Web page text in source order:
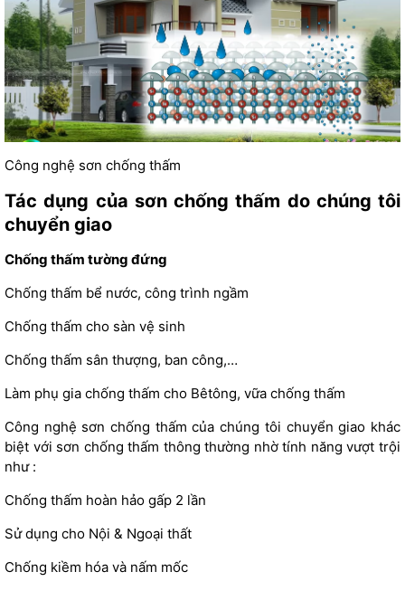
Công nghệ sơn chống thấm
Tác dụng của sơn chống thấm do chúng tôi
chuyển giao
Chống thấm tường đứng
Chống thấm bể nước, công trình ngầm
Chống thấm cho sàn vệ sinh
Chống thấm sân thượng, ban công,…
Làm phụ gia chống thấm cho Bêtông, vữa chống thấm
Công nghệ sơn chống thấm của chúng tôi chuyển giao khác
biệt với sơn chống thấm thông thường nhờ tính năng vượt trội
như :
Chống thấm hoàn hảo gấp 2 lần
Sử dụng cho Nội & Ngoại thất
Chống kiềm hóa và nấm mốc